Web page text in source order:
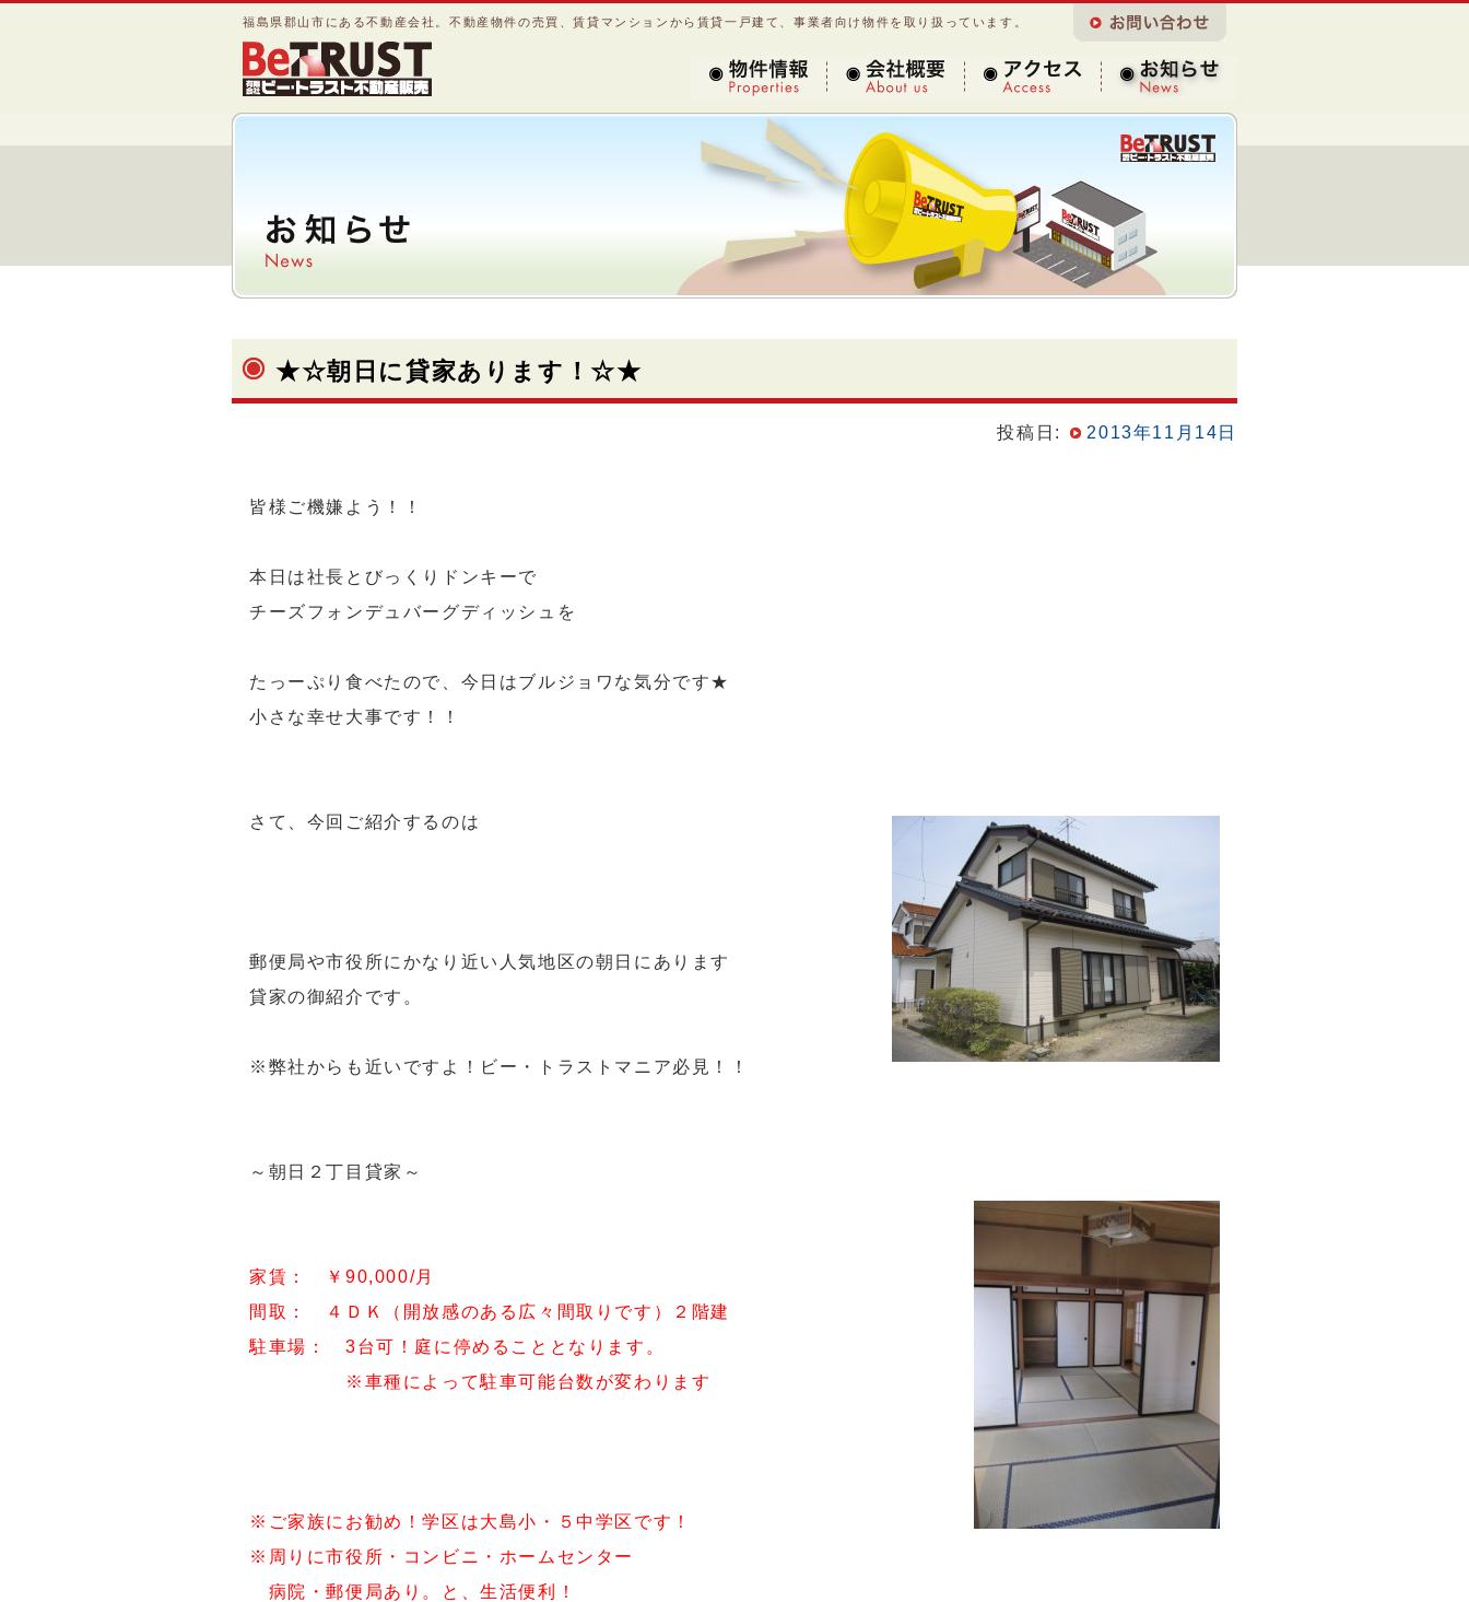
福島県郡山市にある不動産会社。不動産物件の売買、賃貸マンションから賃貸一戸建て、事業者向け物件を取り扱っています。
物件情報 会社概要 アクセス お知らせ
★☆朝日に貸家あります！☆★
投稿日: 2013年11月14日
皆様ご機嫌よう！！
本日は社長とびっくりドンキーで
チーズフォンデュバーグディッシュを
たっーぷり食べたので、今日はブルジョワな気分です★
小さな幸せ大事です！！
さて、今回ご紹介するのは
郵便局や市役所にかなり近い人気地区の朝日にあります
貸家の御紹介です。
※弊社からも近いですよ！ビー・トラストマニア必見！！
～朝日２丁目貸家～
家賃： ￥90,000/月
間取： ４ＤＫ（開放感のある広々間取りです）２階建
駐車場： 3台可！庭に停めることとなります。
※車種によって駐車可能台数が変わります
※ご家族にお勧め！学区は大島小・５中学区です！
※周りに市役所・コンビニ・ホームセンター
病院・郵便局あり。と、生活便利！